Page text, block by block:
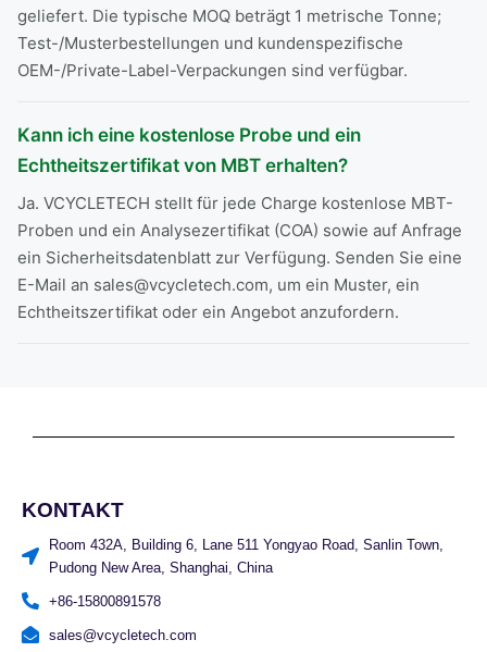
geliefert. Die typische MOQ beträgt 1 metrische Tonne;
Test-/Musterbestellungen und kundenspezifische
OEM-/Private-Label-Verpackungen sind verfügbar.
Kann ich eine kostenlose Probe und ein
Echtheitszertifikat von MBT erhalten?
Ja. VCYCLETECH stellt für jede Charge kostenlose MBT-
Proben und ein Analysezertifikat (COA) sowie auf Anfrage
ein Sicherheitsdatenblatt zur Verfügung. Senden Sie eine
E-Mail an sales@vcycletech.com, um ein Muster, ein
Echtheitszertifikat oder ein Angebot anzufordern.
KONTAKT
Room 432A, Building 6, Lane 511 Yongyao Road, Sanlin Town,
Pudong New Area, Shanghai, China
+86-15800891578
sales@vcycletech.com